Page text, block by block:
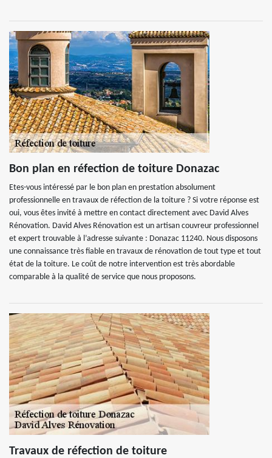
Bon plan en réfection de toiture Donazac
Etes-vous intéressé par le bon plan en prestation absolument
professionnelle en travaux de réfection de la toiture ? Si votre réponse est
oui, vous êtes invité à mettre en contact directement avec David Alves
Rénovation. David Alves Rénovation est un artisan couvreur professionnel
et expert trouvable à l’adresse suivante : Donazac 11240. Nous disposons
une connaissance très fiable en travaux de rénovation de tout type et tout
état de la toiture. Le coût de notre intervention est très abordable
comparable à la qualité de service que nous proposons.
Travaux de réfection de toiture